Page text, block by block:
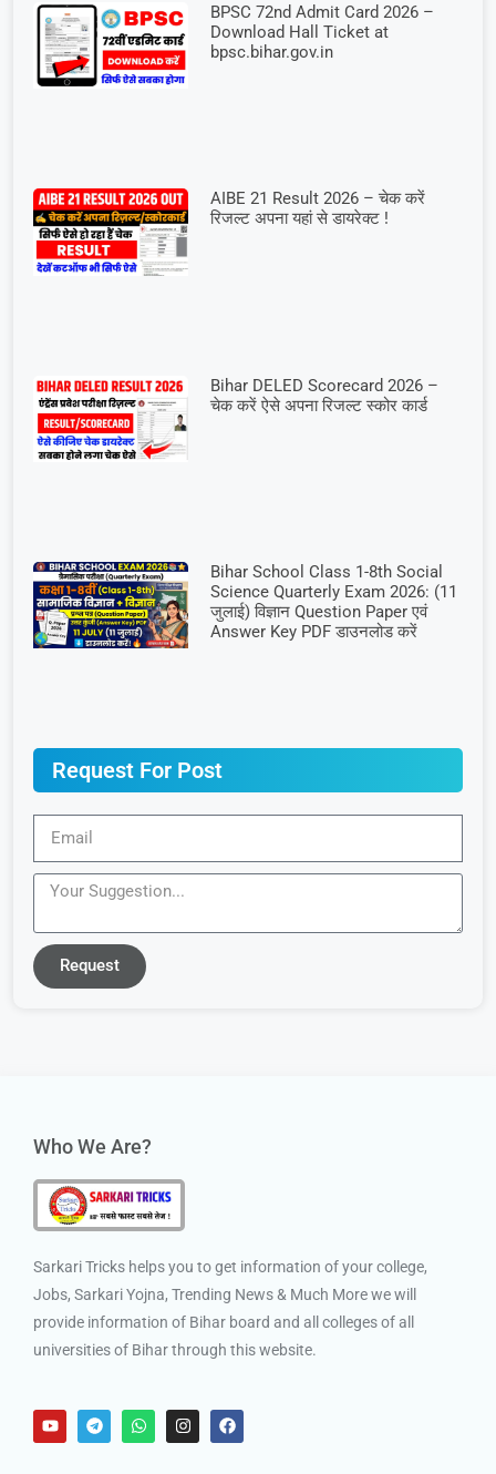
BPSC 72nd Admit Card 2026 –
Download Hall Ticket at
bpsc.bihar.gov.in
AIBE 21 Result 2026 – चेक करें
रिजल्ट अपना यहां से डायरेक्ट !
Bihar DELED Scorecard 2026 –
चेक करें ऐसे अपना रिजल्ट स्कोर कार्ड
Bihar School Class 1-8th Social
Science Quarterly Exam 2026: (11
जुलाई) विज्ञान Question Paper एवं
Answer Key PDF डाउनलोड करें
Request For Post
Request
Who We Are?
Sarkari Tricks helps you to get information of your college,
Jobs, Sarkari Yojna, Trending News & Much More we will
provide information of Bihar board and all colleges of all
universities of Bihar through this website.